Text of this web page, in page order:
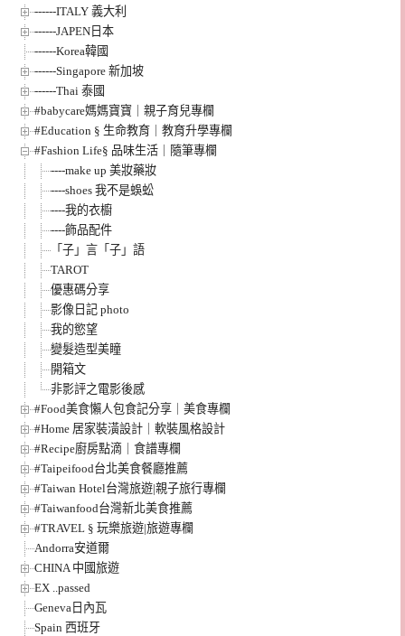
------ITALY 義大利
------JAPEN日本
------Korea韓國
------Singapore 新加坡
------Thai 泰國
#babycare媽媽寶寶｜親子育兒專欄
#Education § 生命教育｜教育升學專欄
#Fashion Life§ 品味生活｜隨筆專欄
----make up 美妝藥妝
----shoes 我不是蜈蚣
----我的衣櫥
----飾品配件
「子」言「子」語
TAROT
優惠碼分享
影像日記 photo
我的慾望
變髮造型美瞳
開箱文
非影評之電影後感
#Food美食懶人包食記分享｜美食專欄
#Home 居家裝潢設計｜軟裝風格設計
#Recipe廚房點滴｜食譜專欄
#Taipeifood台北美食餐廳推薦
#Taiwan Hotel台灣旅遊|親子旅行專欄
#Taiwanfood台灣新北美食推薦
#TRAVEL § 玩樂旅遊|旅遊專欄
Andorra安道爾
CHINA 中國旅遊
EX ..passed
Geneva日內瓦
Spain 西班牙